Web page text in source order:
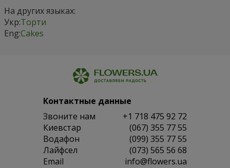
На других языках:
Укр:Торти
Eng:Cakes
Контактные данные
Звоните нам
+1 718 475 92 72
Киевстар
(067) 355 77 55
Водафон
(099) 355 77 55
Лайфсел
(073) 565 56 68
Email
info@flowers.ua